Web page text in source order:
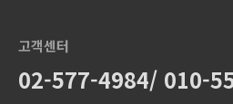
고객센터
02-577-4984/ 010-